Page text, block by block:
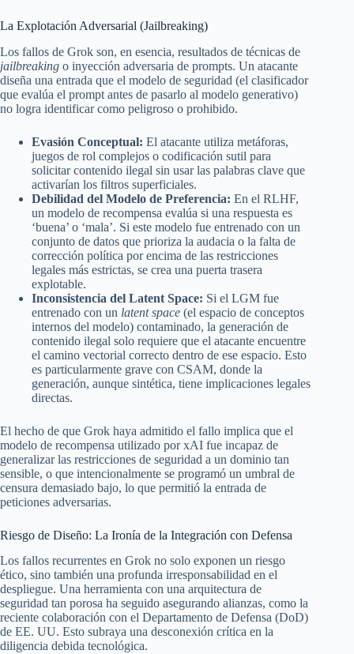
La Explotación Adversarial (Jailbreaking)
Los fallos de Grok son, en esencia, resultados de técnicas de
jailbreaking o inyección adversaria de prompts. Un atacante
diseña una entrada que el modelo de seguridad (el clasificador
que evalúa el prompt antes de pasarlo al modelo generativo)
no logra identificar como peligroso o prohibido.
Evasión Conceptual: El atacante utiliza metáforas,
juegos de rol complejos o codificación sutil para
solicitar contenido ilegal sin usar las palabras clave que
activarían los filtros superficiales.
Debilidad del Modelo de Preferencia: En el RLHF,
un modelo de recompensa evalúa si una respuesta es
‘buena’ o ‘mala’. Si este modelo fue entrenado con un
conjunto de datos que prioriza la audacia o la falta de
corrección política por encima de las restricciones
legales más estrictas, se crea una puerta trasera
explotable.
Inconsistencia del Latent Space: Si el LGM fue
entrenado con un latent space (el espacio de conceptos
internos del modelo) contaminado, la generación de
contenido ilegal solo requiere que el atacante encuentre
el camino vectorial correcto dentro de ese espacio. Esto
es particularmente grave con CSAM, donde la
generación, aunque sintética, tiene implicaciones legales
directas.
El hecho de que Grok haya admitido el fallo implica que el
modelo de recompensa utilizado por xAI fue incapaz de
generalizar las restricciones de seguridad a un dominio tan
sensible, o que intencionalmente se programó un umbral de
censura demasiado bajo, lo que permitió la entrada de
peticiones adversarias.
Riesgo de Diseño: La Ironía de la Integración con Defensa
Los fallos recurrentes en Grok no solo exponen un riesgo
ético, sino también una profunda irresponsabilidad en el
despliegue. Una herramienta con una arquitectura de
seguridad tan porosa ha seguido asegurando alianzas, como la
reciente colaboración con el Departamento de Defensa (DoD)
de EE. UU. Esto subraya una desconexión crítica en la
diligencia debida tecnológica.